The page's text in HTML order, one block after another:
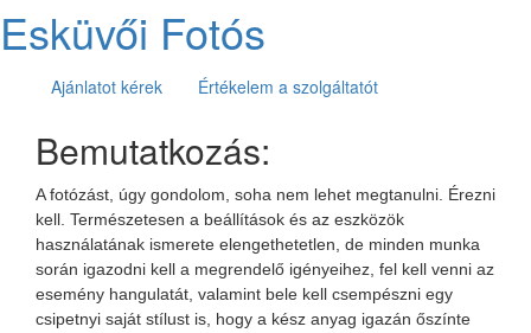
Esküvői Fotós
Ajánlatot kérek Értékelem a szolgáltatót
Bemutatkozás:
A fotózást, úgy gondolom, soha nem lehet megtanulni. Érezni
kell. Természetesen a beállítások és az eszközök
használatának ismerete elengethetetlen, de minden munka
során igazodni kell a megrendelő igényeihez, fel kell venni az
esemény hangulatát, valamint bele kell csempészni egy
csipetnyi saját stílust is, hogy a kész anyag igazán őszínte